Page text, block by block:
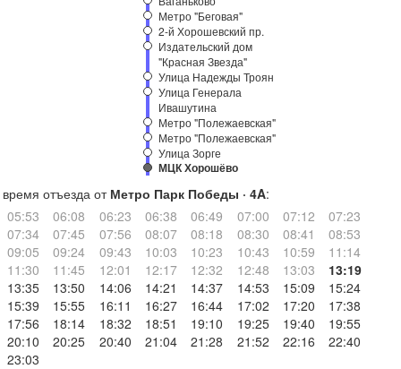
Метро "Беговая"
2-й Хорошевский пр.
Издательский дом
"Красная Звезда"
Улица Надежды Троян
Улица Генерала
Ивашутина
Метро "Полежаевская"
Метро "Полежаевская"
Улица Зорге
МЦК Хорошёво
время отъезда от Метро Парк Победы · 4A:
05:53
06:08 06:23 06:38 06:49 07:00 07:12
07:23
07:34
07:45 07:56 08:07 08:18 08:30 08:41
08:53
09:05
09:24 09:43 10:03 10:23 10:43 10:59
11:14
11:30
11:45 12:01 12:17 12:32 12:48 13:03
13:19
13:35
13:50 14:06 14:21 14:37 14:53 15:09
15:24
15:39
15:55 16:11 16:27 16:44 17:02 17:20
17:38
17:56
18:14 18:32 18:51 19:10 19:25 19:40
19:55
20:10
20:25 20:40 21:04 21:28 21:52 22:16
22:40
23:03